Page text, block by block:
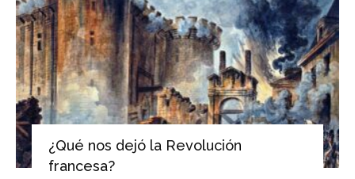
¿Qué nos dejó la Revolución
francesa?